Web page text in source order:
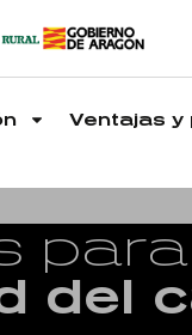
Ventajas y
para
del